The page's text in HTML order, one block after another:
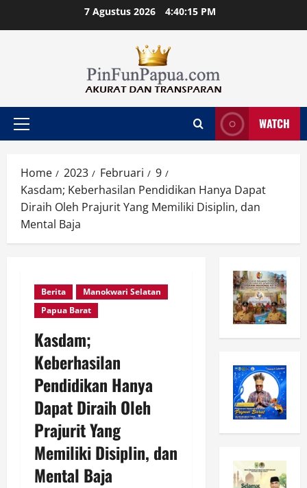
7 Agustus 2026 4:40:16 PM
Primary
WATCH
Home 2023 Februari
9
Kasdam; Keberhasilan Pendidikan Hanya Dapat
Diraih Oleh Prajurit Yang Memiliki Disiplin, dan
Mental Baja
Berita
Manokwari Selatan
Papua Barat
Kasdam;
Keberhasilan
Pendidikan Hanya
Dapat Diraih Oleh
Prajurit Yang
Memiliki Disiplin, dan
Mental Baja